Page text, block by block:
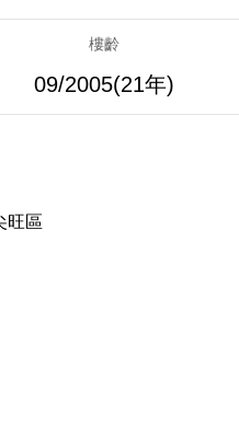
樓齡
09/2005(21年)
旺區